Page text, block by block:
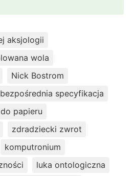
aksjologii
wola
Nick Bostrom
bezpośrednia specyfikacja
papieru
zdradziecki zwrot
komputronium
luka ontologiczna